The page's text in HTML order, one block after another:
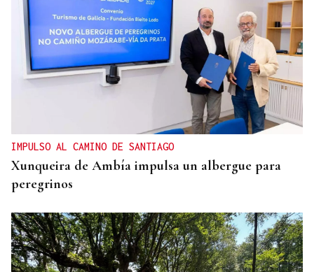
IMPULSO AL CAMINO DE SANTIAGO
Xunqueira de Ambía impulsa un albergue para
peregrinos